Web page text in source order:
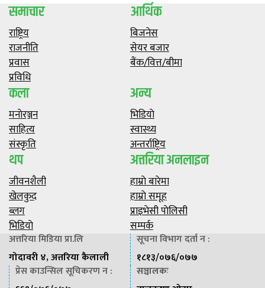
समाचार
राष्ट्रिय
राजनीति
प्रवास
प्रविधि
आर्थिक
बिजनेस
सेयर बजार
बैंक/वित्त/बीमा
कला
मनाेरञ्जन
साहित्य
संस्कृति
अन्य
भिडियाे
स्वास्थ्य
अन्तर्राष्ट्रिय
थप
जीवनशैली
खेलकुद
ब्लग
भिडियाे
अत्तरिया अनलाइन
हाम्राे बारेमा
हाम्राे समूह
प्राइभेसी पाेलिसी
सम्पर्क
अत्तरिया मिडिया प्रा.लि
गोदावरी ४, अत्तरिया कैलाली
सूचना विभाग दर्ता न :
१८१३/०७६/०७७
प्रेस काउन्सिल सूचिकरण न :
सञ्चालकः